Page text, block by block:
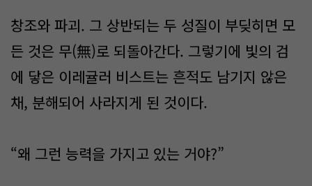
창조와 파괴. 그 상반되는 두 성질이 부딪히면 모
든 것은 무(無)로 되돌아간다. 그렇기에 빛의 검
에 닿은 이레귤러 비스트는 흔적도 남기지 않은
채, 분해되어 사라지게 된 것이다.
“왜 그런 능력을 가지고 있는 거야?”